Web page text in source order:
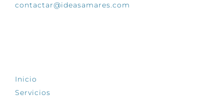
contactar@ideasamares.com
Inicio
Servicios